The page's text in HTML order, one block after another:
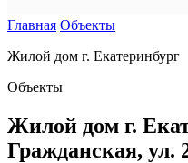
Главная Объекты
Жилой дом г. Екатеринбург
Объекты
Жилой дом г.
Гражданская, ул.